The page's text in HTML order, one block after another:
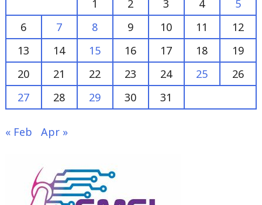
di
Lampung"
13
14 15 16 17 18
19
20
21 22 23 24 25
26
27
28 29 30 31
« Feb Apr »